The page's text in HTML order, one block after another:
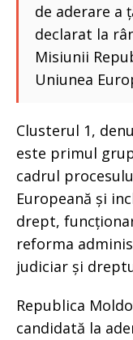
de aderare a
declarat la
Misiunii
Uniunea
Clusterul 1,
este primul
cadrul
Europeană și
drept,
reforma
judiciar și
Republica
candidată la